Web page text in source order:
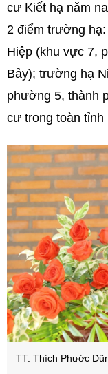
cư Kiết hạ năm
2 điểm trường
Hiệp (khu vực 7,
Bảy); trường hạ
phường 5, thành
cư trong toàn tỉnh
TT. Thích Phước